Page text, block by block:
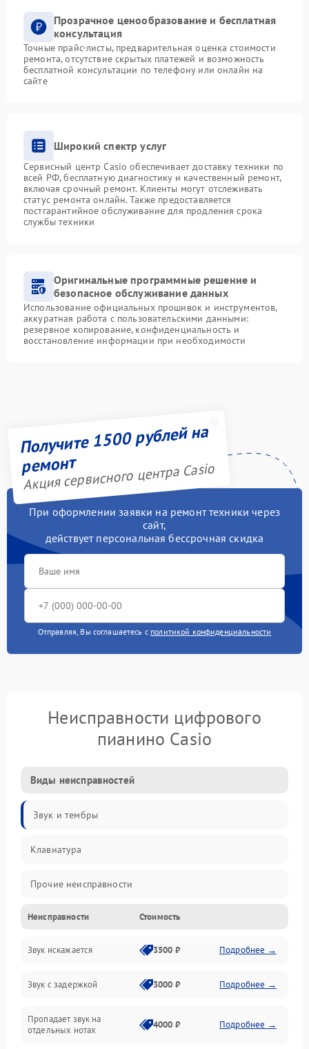
Прозрачное ценообразование и бесплатная
консультация
Точные прайс-листы, предварительная оценка стоимости
ремонта, отсутствие скрытых платежей и возможность
бесплатной консультации по телефону или онлайн на
сайте
Широкий спектр услуг
Сервисный центр Casio обеспечивает доставку техники по
всей РФ, бесплатную диагностику и качественный ремонт,
включая срочный ремонт. Клиенты могут отслеживать
статус ремонта онлайн. Также предоставляется
постгарантийное обслуживание для продления срока
службы техники
Оригинальные программные решение и
безопасное обслуживание данных
Использование официальных прошивок и инструментов,
аккуратная работа с пользовательскими данными:
резервное копирование, конфиденциальность и
восстановление информации при необходимости
Получите 1500 рублей на
ремонт
Акция сервисного центра Casio
При оформлении заявки на ремонт техники через
сайт,
действует персональная бессрочная скидка
Отправляя, Вы соглашаетесь с политикой конфиденциальности
Неисправности цифрового
пианино Casio
Виды неисправностей
Звук и тембры
Клавиатура
Прочие неисправности
Включение и работа
Управление и электроника
Подключения и интерфейсы
Педали и стойка
Неисправности Стоимость
Звук искажается 3500 ₽ Подробнее →
Звук с задержкой 3000 ₽ Подробнее →
Пропадает звук на
отдельных нотах
4000 ₽ Подробнее →